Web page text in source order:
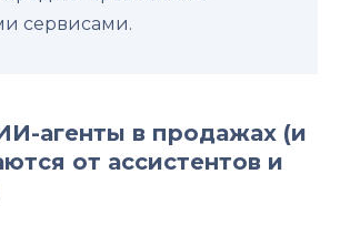
сервисами.
агенты в продажах (и
от ассистентов и